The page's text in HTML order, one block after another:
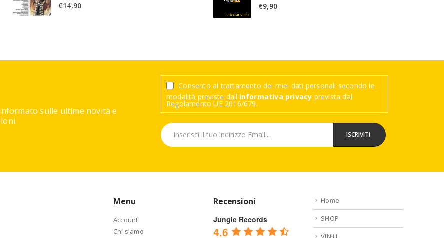
€14,90 €9,90
sulle ultime novità e
Consento al trattamento dei miei dati personali secondo le
modalità previste dall'Informativa privacy prevista dal
Regolamento UE 2016/679.
Menu
Account
Chi siamo
Recensioni
Jungle Records
4.6
Home
SHOP
VINILI